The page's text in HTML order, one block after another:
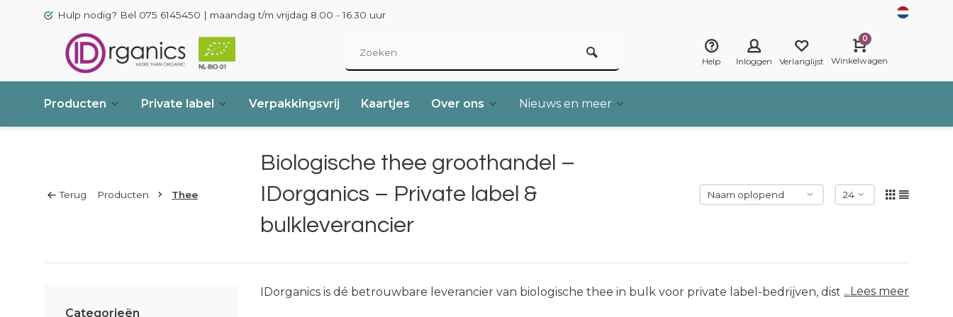
Hulp nodig? Bel 075 6145450 | maandag t/m vrijdag 8.00 - 16.30 uur
Help Inloggen Verlanglijst
0
Winkelwagen
Producten Private label Verpakkingsvrij Kaartjes Over ons Nieuws en meer
Terug Producten Thee
Biologische thee groothandel –
IDorganics – Private label &
bulkleverancier
Categorieën
IDorganics is dé betrouwbare leverancier van biologische thee in bulk voor private label-bedrijven, distributeurs,
...Lees meer